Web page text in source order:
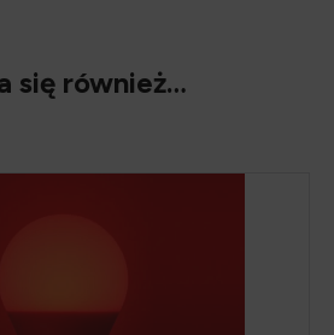
się również…